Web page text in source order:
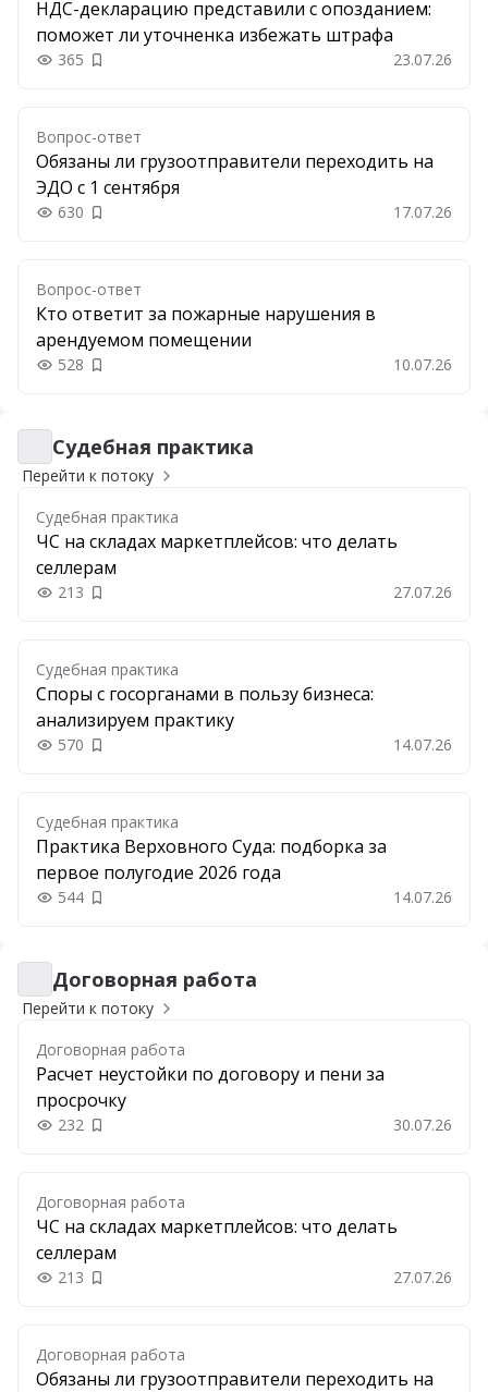
НДС-декларацию представили с опозданием:
поможет ли уточненка избежать штрафа
365 Добавить в закладки 23.07.26
Вопрос-ответ
Обязаны ли грузоотправители переходить на
ЭДО с 1 сентября
630 Добавить в закладки 17.07.26
Вопрос-ответ
Кто ответит за пожарные нарушения в
арендуемом помещении
528 Добавить в закладки 10.07.26
Судебная практика
Судебная практика
Перейти к потоку
Судебная практика
ЧС на складах маркетплейсов: что делать
селлерам
213 Добавить в закладки 27.07.26
Судебная практика
Споры с госорганами в пользу бизнеса:
анализируем практику
570 Добавить в закладки 14.07.26
Судебная практика
Практика Верховного Суда: подборка за
первое полугодие 2026 года
544 Добавить в закладки 14.07.26
Договорная работа
Договорная работа
Перейти к потоку
Договорная работа
Расчет неустойки по договору и пени за
просрочку
232 Добавить в закладки 30.07.26
Договорная работа
ЧС на складах маркетплейсов: что делать
селлерам
213 Добавить в закладки 27.07.26
Договорная работа
Обязаны ли грузоотправители переходить на